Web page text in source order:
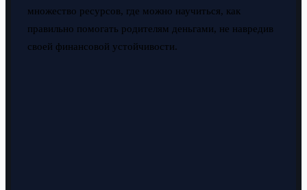
множество ресурсов, где можно научиться, как
правильно помогать родителям деньгами, не навредив
своей финансовой устойчивости.